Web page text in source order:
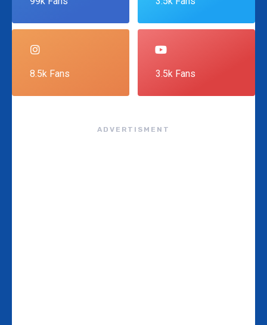
8.5k Fans 3.5k Fans
ADVERTISMENT